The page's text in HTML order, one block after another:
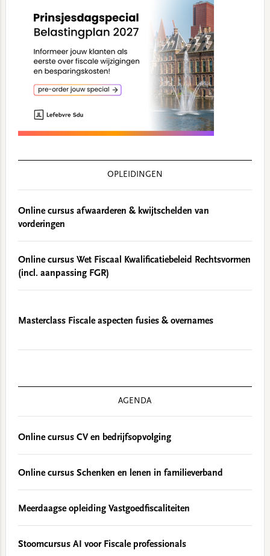
OPLEIDINGEN
Online cursus afwaarderen & kwijtschelden van
vorderingen
Online cursus Wet Fiscaal Kwalificatiebeleid Rechtsvormen
(incl. aanpassing FGR)
Masterclass Fiscale aspecten fusies & overnames
AGENDA
Online cursus CV en bedrijfsopvolging
Online cursus Schenken en lenen in familieverband
Meerdaagse opleiding Vastgoedfiscaliteiten
Stoomcursus AI voor Fiscale professionals